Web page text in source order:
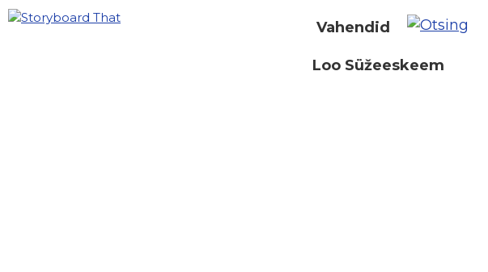
Vahendid
Loo Süžeeskeem